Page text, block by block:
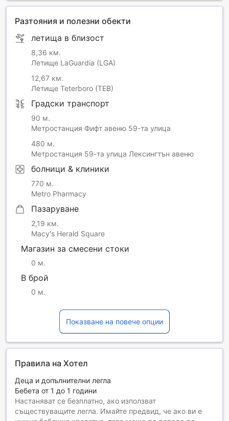
Чешки Японски
Разтояния и полезни обекти
летища в близост
8,36 км.
Летище LaGuardia (LGA)
12,67 км.
Летище Teterboro (TEB)
Градски транспорт
90 м.
Метростанция Фифт авеню 59-та улица
480 м.
Метростанция 59-та улица Лексингтън авеню
болници & клиники
770 м.
Metro Pharmacy
Пазаруване
2,19 км.
Macy's Herald Square
Магазин за смесени стоки
0 м.
В брой
0 м.
Показване на повече опции
Правила на Хотел
Деца и допълнителни легла
Бебета от 1 до 1 години
Настаняват се безплатно, ако използват
съществуващите легла. Имайте предвид, че ако ви е